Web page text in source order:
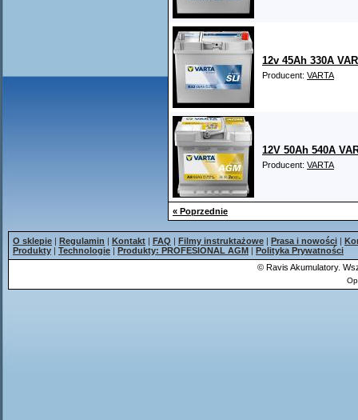
12v 45Ah 330A
Producent: VARTA
12V 50Ah 540A
Producent: VARTA
« Poprzednie
O sklepie | Regulamin | Kontakt | FAQ | Filmy instruktażowe | Prasa i nowości |
Produkty | Technologie | Produkty: PROFESIONAL AGM | Polityka Prywatności
© Ravis Akumulatory.